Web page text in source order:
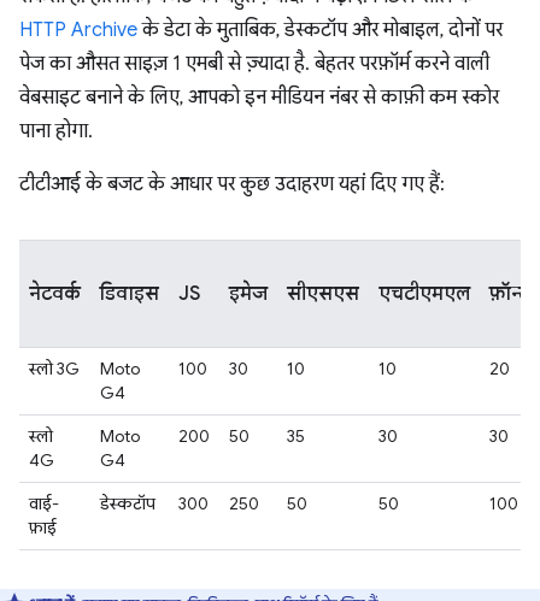
HTTP Archiveके डेटा के मुताबिक, डेस्कटॉप और मोबाइल, दोनों पर
पेज का औसत साइज़ 1 एमबी से ज़्यादा है. बेहतर परफ़ॉर्म करने वाली
वेबसाइट बनाने के लिए, आपको इन मीडियन नंबर से काफ़ी कम स्कोर
पाना होगा.
टीटीआई के बजट के आधार पर कुछ उदाहरण यहां दिए गए हैं:
नेटवर्क डिवाइस JS इमेज सीएसएस एचटीएमएल फ़ॉन्ट
स्लो 3G
Moto
G4
100 30 10 10 20
स्लो
4G
Moto
G4
200 50 35 30 30
वाई-
फ़ाई
डेस्कटॉप 300 250 50 50 100